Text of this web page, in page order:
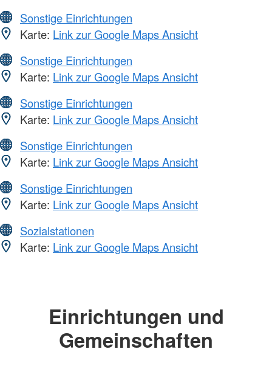
Sonstige Einrichtungen
Karte: Link zur Google Maps Ansicht
Sonstige Einrichtungen
Karte: Link zur Google Maps Ansicht
Sonstige Einrichtungen
Karte: Link zur Google Maps Ansicht
Sonstige Einrichtungen
Karte: Link zur Google Maps Ansicht
Sonstige Einrichtungen
Karte: Link zur Google Maps Ansicht
Sozialstationen
Karte: Link zur Google Maps Ansicht
Einrichtungen und
Gemeinschaften